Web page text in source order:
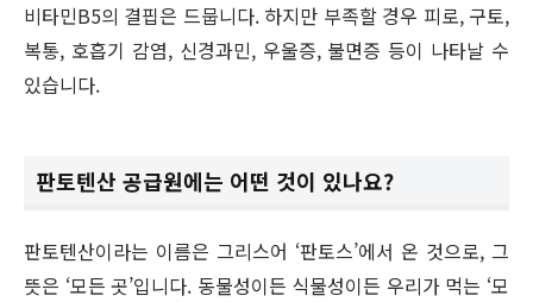
비타민B5의 결핍은 드뭅니다. 하지만 부족할 경우 피로, 구토,
복통, 호흡기 감염, 신경과민, 우울증, 불면증 등이 나타날 수
있습니다.
판토텐산 공급원에는 어떤 것이 있나요?
판토텐산이라는 이름은 그리스어 ‘판토스’에서 온 것으로, 그
뜻은 ‘모든 곳’입니다. 동물성이든 식물성이든 우리가 먹는 ‘모